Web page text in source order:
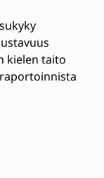
kielen taito